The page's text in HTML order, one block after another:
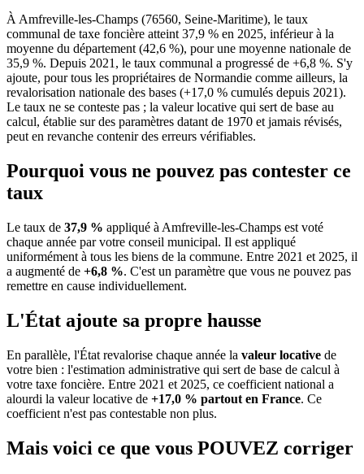
À Amfreville-les-Champs (76560, Seine-Maritime), le taux
communal de taxe foncière atteint 37,9 % en 2025, inférieur à la
moyenne du département (42,6 %), pour une moyenne nationale de
35,9 %. Depuis 2021, le taux communal a progressé de +6,8 %. S'y
ajoute, pour tous les propriétaires de Normandie comme ailleurs, la
revalorisation nationale des bases (+17,0 % cumulés depuis 2021).
Le taux ne se conteste pas ; la valeur locative qui sert de base au
calcul, établie sur des paramètres datant de 1970 et jamais révisés,
peut en revanche contenir des erreurs vérifiables.
Pourquoi vous ne pouvez pas contester ce
taux
Le taux de 37,9 % appliqué à Amfreville-les-Champs est voté
chaque année par votre conseil municipal. Il est appliqué
uniformément à tous les biens de la commune. Entre 2021 et 2025, il
a augmenté de +6,8 %. C'est un paramètre que vous ne pouvez pas
remettre en cause individuellement.
L'État ajoute sa propre hausse
En parallèle, l'État revalorise chaque année la valeur locative de
votre bien : l'estimation administrative qui sert de base de calcul à
votre taxe foncière. Entre 2021 et 2025, ce coefficient national a
alourdi la valeur locative de +17,0 % partout en France. Ce
coefficient n'est pas contestable non plus.
Mais voici ce que vous POUVEZ corriger